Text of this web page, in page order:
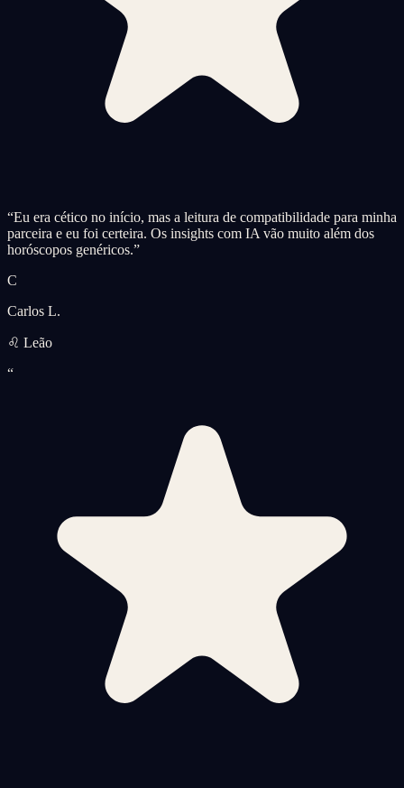
“Eu era cético no início, mas a leitura de compatibilidade para minha
parceira e eu foi certeira. Os insights com IA vão muito além dos
horóscopos genéricos.”
C
Carlos L.
♌ Leão
“